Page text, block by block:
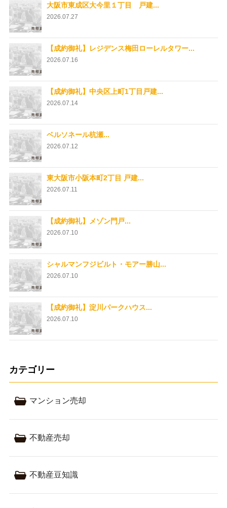
大阪市東成区大今里１丁目 戸建...
2026.07.27
【成約御礼】レジデンス梅田ローレルタワー...
2026.07.16
【成約御礼】中央区上町1丁目戸建...
2026.07.14
ベルソネール杭瀬...
2026.07.12
東大阪市小阪本町2丁目 戸建...
2026.07.11
【成約御礼】メゾン門戸...
2026.07.10
シャルマンフジビルト・モアー勝山...
2026.07.10
【成約御礼】淀川パークハウス...
2026.07.10
カテゴリー
マンション売却
不動産売却
不動産豆知識